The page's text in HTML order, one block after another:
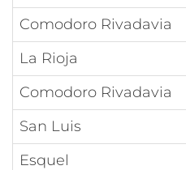
Comodoro Rivadavia
La Rioja
Comodoro Rivadavia
San Luis
Esquel